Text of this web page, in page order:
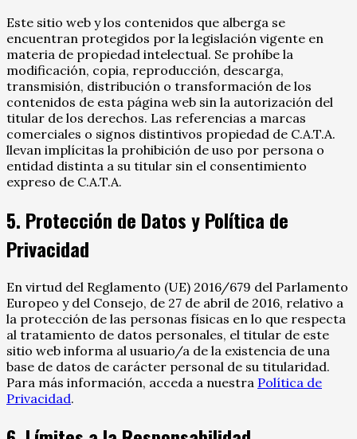
Este sitio web y los contenidos que alberga se
encuentran protegidos por la legislación vigente en
materia de propiedad intelectual. Se prohíbe la
modificación, copia, reproducción, descarga,
transmisión, distribución o transformación de los
contenidos de esta página web sin la autorización del
titular de los derechos. Las referencias a marcas
comerciales o signos distintivos propiedad de C.A.T.A.
llevan implícitas la prohibición de uso por persona o
entidad distinta a su titular sin el consentimiento
expreso de C.A.T.A.
5. Protección de Datos y Política de
Privacidad
En virtud del Reglamento (UE) 2016/679 del Parlamento
Europeo y del Consejo, de 27 de abril de 2016, relativo a
la protección de las personas físicas en lo que respecta
al tratamiento de datos personales, el titular de este
sitio web informa al usuario/a de la existencia de una
base de datos de carácter personal de su titularidad.
Para más información, acceda a nuestra Política de
Privacidad.